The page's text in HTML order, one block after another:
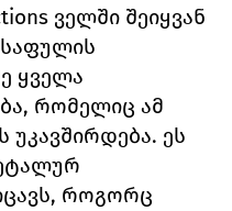
ველში შეიყვან
ყველა
რომელიც ამ
ეს
როგორც